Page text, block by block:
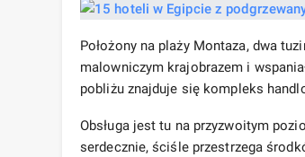
Położony na plaży Montaza, dwa
malowniczym krajobrazem i
pobliżu znajduje się kompleks
Obsługa jest tu na przyzwoitym
serdecznie, ściśle przestrzega